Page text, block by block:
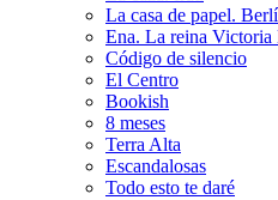
La casa de papel.
Ena. La reina Victoria
Código de silencio
El Centro
Bookish
8 meses
Terra Alta
Escandalosas
Todo esto te daré